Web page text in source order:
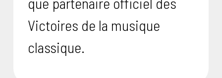
Victoires de la musique
classique.